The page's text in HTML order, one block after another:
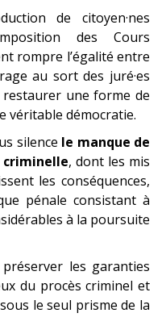
de citoyen·nes
des Cours
rompre l’égalité entre
au sort des juré·es
restaurer une forme de
véritable démocratie.
silence le manque de
criminelle, dont les mis
les conséquences,
pénale consistant à
à la poursuite
les garanties
du procès criminel et
le seul prisme de la